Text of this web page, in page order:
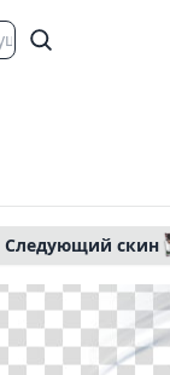
Следующий скин